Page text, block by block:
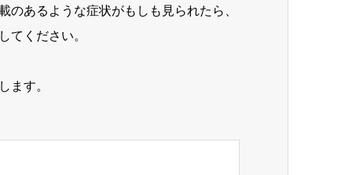
あるような症状がもしも見られたら、
てください。
ます。